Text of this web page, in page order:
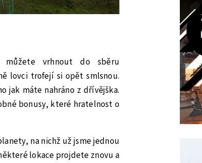
vrhnout do sběru
lovci trofejí si opět smlsnou.
jak máte nahráno z dřívějška.
bonusy, které hratelnost o
na nichž už jsme jednou
lokace projdete znovu a